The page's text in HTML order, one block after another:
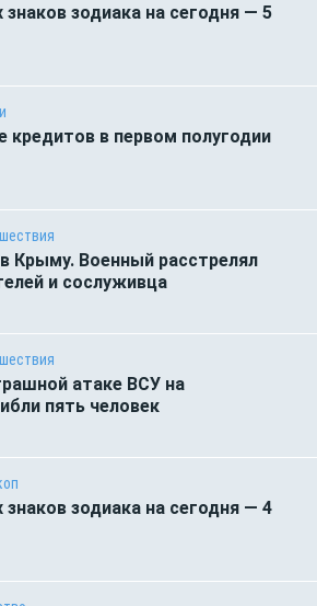
знаков зодиака на сегодня — 5
кредитов в первом полугодии
Крыму. Военный расстрелял
и сослуживца
атаке ВСУ на
пять человек
знаков зодиака на сегодня — 4